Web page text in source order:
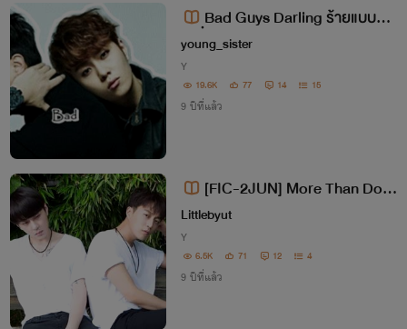
ฺBad Guys Darling ร้ายแบบนี้ นี่
แหละแฟนผม
young_sister
Y
19.6K 77 14 15
9 ปีที่แล้ว
[FIC-2JUN] More Than Do
n't Like !
Littlebyut
Y
6.5K 71 12 4
9 ปีที่แล้ว